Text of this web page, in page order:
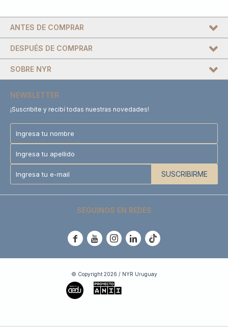
DESPUÉS DE COMPRAR
SOBRE NYR
ANTES DE COMPRAR
NEWSLETTER
¡Suscribite y recibí todas nuestras novedades!
SUSCRIBIRME
SEGUINOS EN REDES
    
© Copyright 2026 / NYR Uruguay